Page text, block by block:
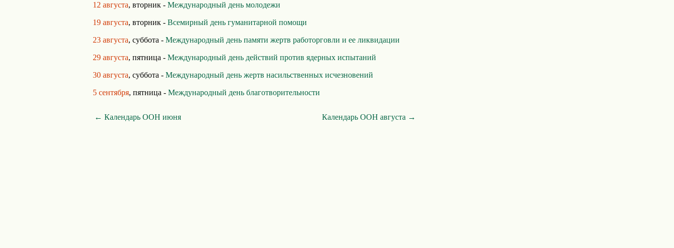
12 августа, вторник - Международный день молодежи
19 августа, вторник - Всемирный день гуманитарной помощи
23 августа, суббота - Международный день памяти жертв работорговли и ее ликвидации
29 августа, пятница - Международный день действий против ядерных испытаний
30 августа, суббота - Международный день жертв насильственных исчезновений
5 сентября, пятница - Международный день благотворительности
← Календарь ООН июня Календарь ООН августа →